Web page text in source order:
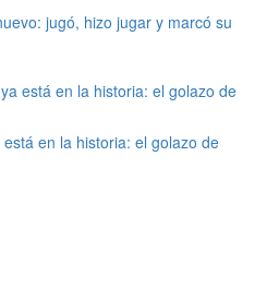
jugó, hizo jugar y marcó su
en la historia: el golazo de